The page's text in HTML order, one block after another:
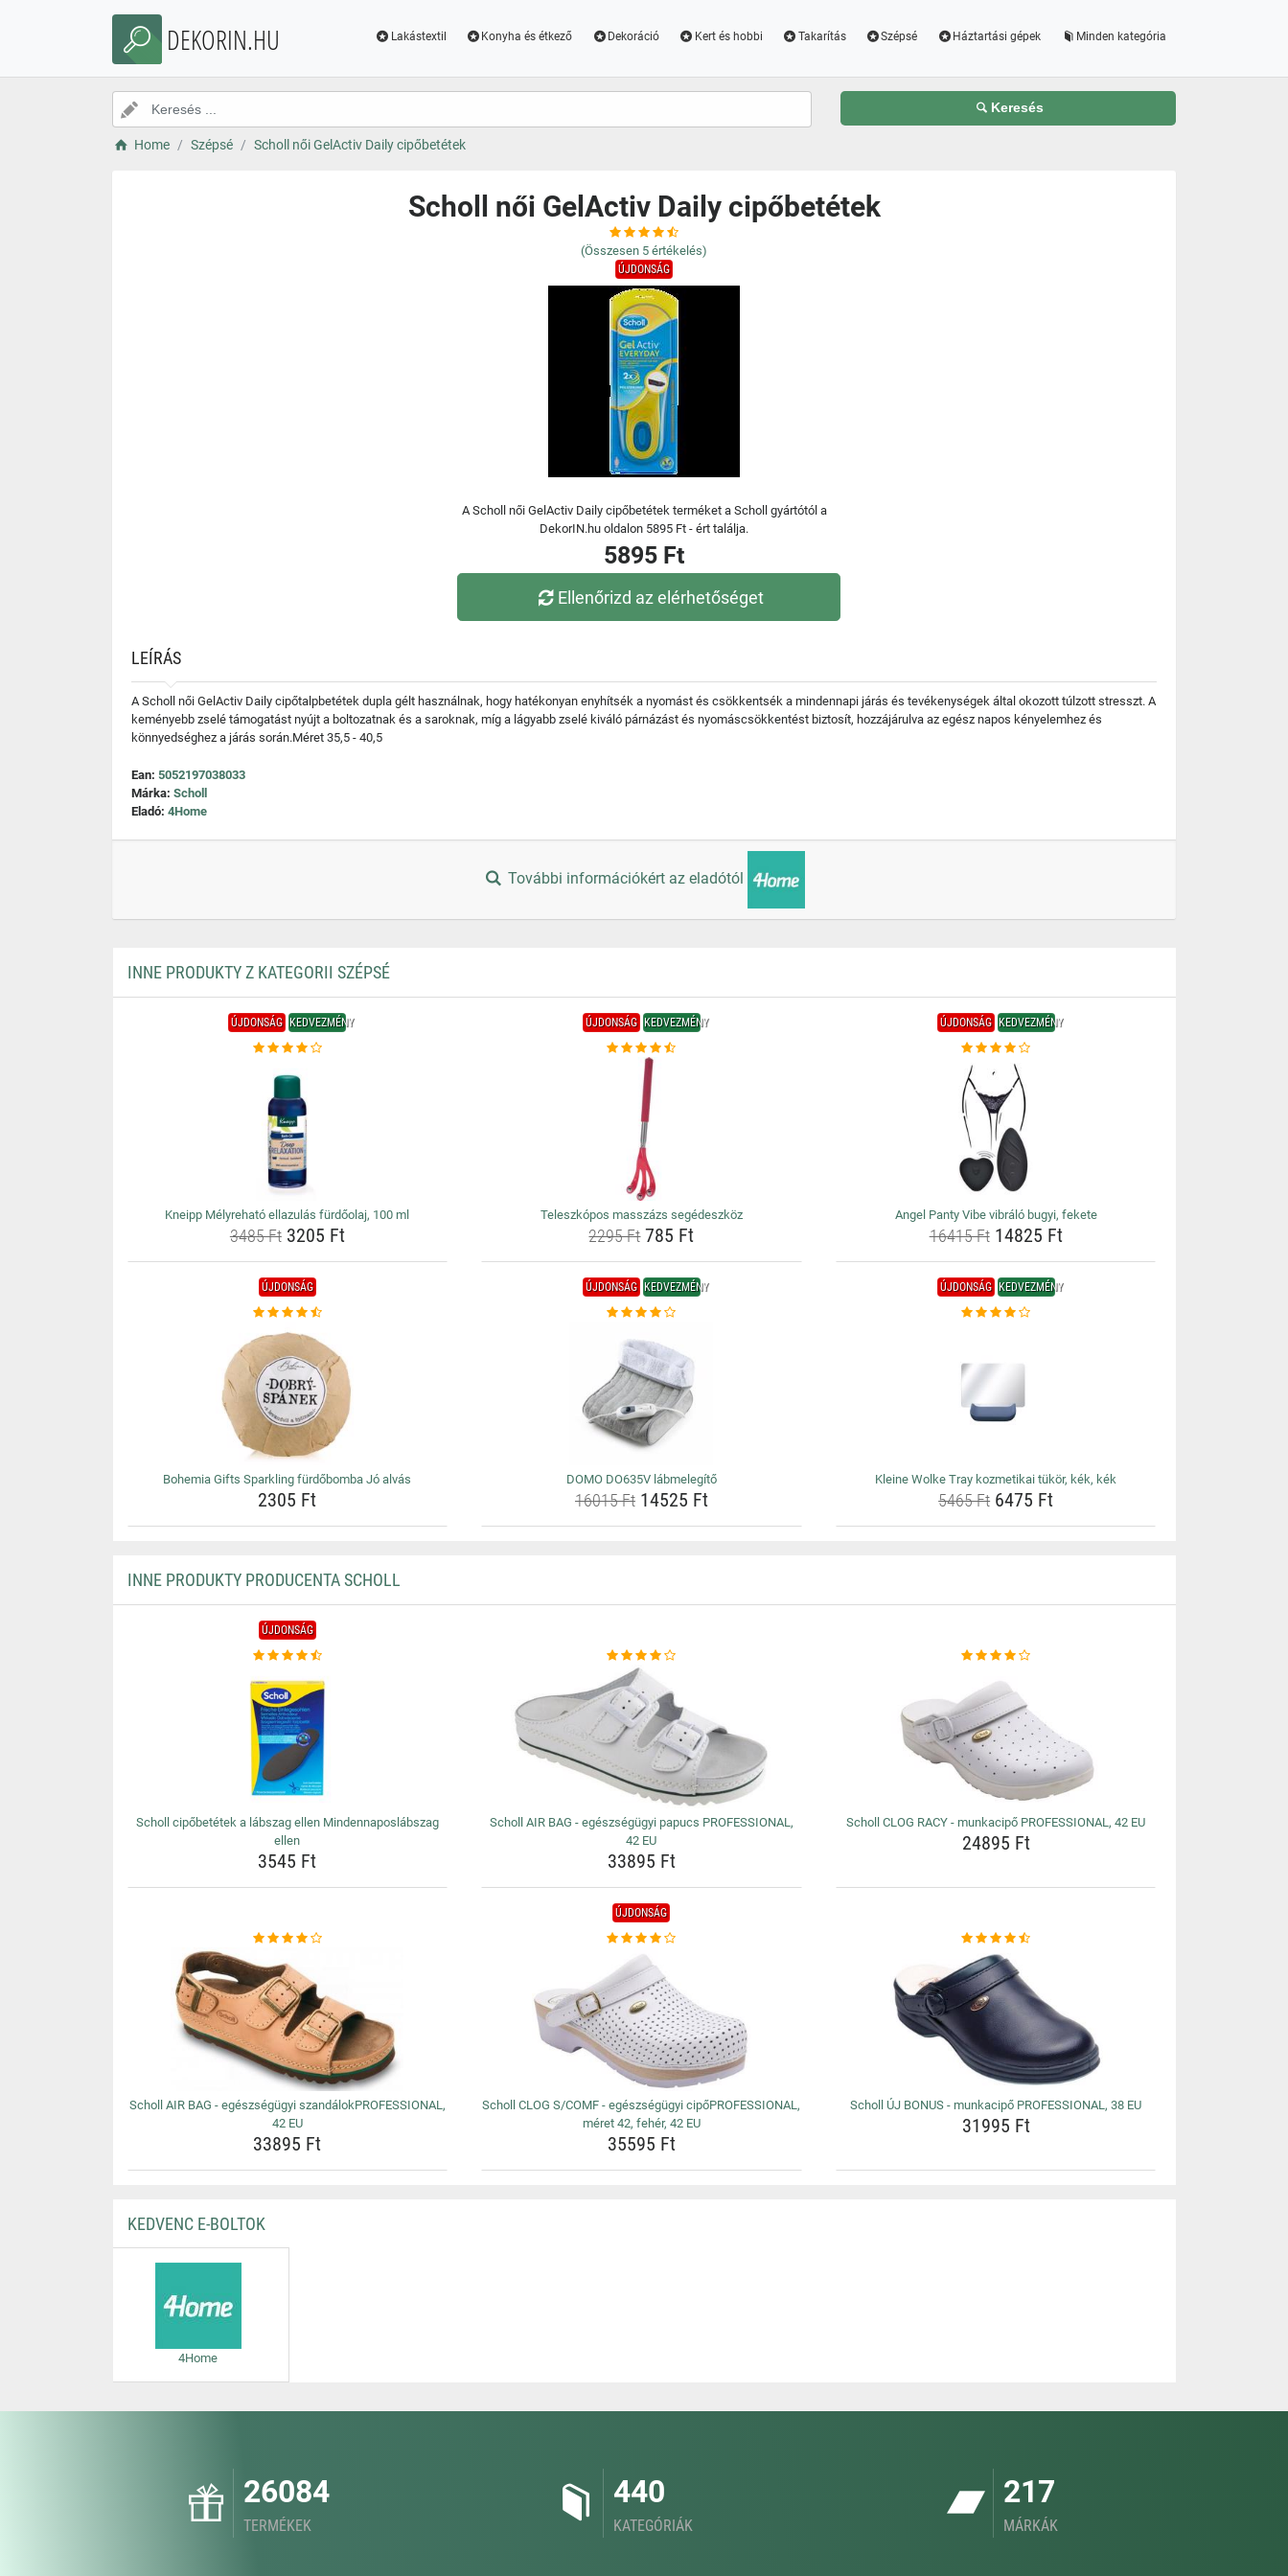
DEKORIN.HU Lakástextil Konyha és étkező Dekoráció Kert és hobbi Takarítás Szépsé Háztartási gépek Minden kategória
Keresés
Home Szépsé Scholl női GelActiv Daily cipőbetétek
Scholl női GelActiv Daily cipőbetétek
(Összesen 5 értékelés)
ÚJDONSÁG
A Scholl női GelActiv Daily cipőbetétek terméket a Scholl gyártótól a
DekorIN.hu oldalon 5895 Ft - ért találja.
5895 Ft
Ellenőrizd az elérhetőséget
LEÍRÁS
A Scholl női GelActiv Daily cipőtalpbetétek dupla gélt használnak, hogy hatékonyan enyhítsék a nyomást és csökkentsék a mindennapi járás és tevékenységek által okozott túlzott stresszt. A
keményebb zselé támogatást nyújt a boltozatnak és a saroknak, míg a lágyabb zselé kiváló párnázást és nyomáscsökkentést biztosít, hozzájárulva az egész napos kényelemhez és
könnyedséghez a járás során.Méret 35,5 - 40,5
Ean: 5052197038033
Márka: Scholl
Eladó: 4Home
További információkért az eladótól
INNE PRODUKTY Z KATEGORII SZÉPSÉ
ÚJDONSÁG KEDVEZMÉNY
Kneipp Mélyreható ellazulás fürdőolaj, 100 ml
3485 Ft3205 Ft
ÚJDONSÁG KEDVEZMÉNY
Teleszkópos masszázs segédeszköz
2295 Ft785 Ft
ÚJDONSÁG KEDVEZMÉNY
Angel Panty Vibe vibráló bugyi, fekete
16415 Ft14825 Ft
ÚJDONSÁG
Bohemia Gifts Sparkling fürdőbomba Jó alvás
2305 Ft
ÚJDONSÁG KEDVEZMÉNY
DOMO DO635V lábmelegítő
16015 Ft14525 Ft
ÚJDONSÁG KEDVEZMÉNY
Kleine Wolke Tray kozmetikai tükör, kék, kék
5465 Ft 6475 Ft
INNE PRODUKTY PRODUCENTA SCHOLL
ÚJDONSÁG
Scholl cipőbetétek a lábszag ellen Mindennaposlábszag
ellen
3545 Ft
Scholl AIR BAG - egészségügyi papucs PROFESSIONAL,
42 EU
33895 Ft
Scholl CLOG RACY - munkacipő PROFESSIONAL, 42 EU
24895 Ft
Scholl AIR BAG - egészségügyi szandálokPROFESSIONAL,
42 EU
33895 Ft
ÚJDONSÁG
Scholl CLOG S/COMF - egészségügyi cipőPROFESSIONAL,
méret 42, fehér, 42 EU
35595 Ft
Scholl ÚJ BONUS - munkacipő PROFESSIONAL, 38 EU
31995 Ft
KEDVENC E-BOLTOK
4Home
26084
TERMÉKEK
440
KATEGÓRIÁK
217
MÁRKÁK